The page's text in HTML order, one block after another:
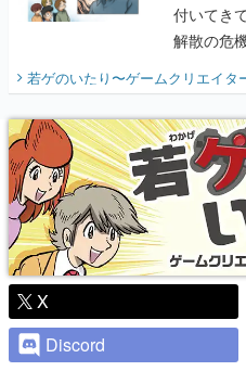
付いてき
解散の危
『少年ジ
り】
若ゲのいたり〜ゲームクリエイタ
X
Discord